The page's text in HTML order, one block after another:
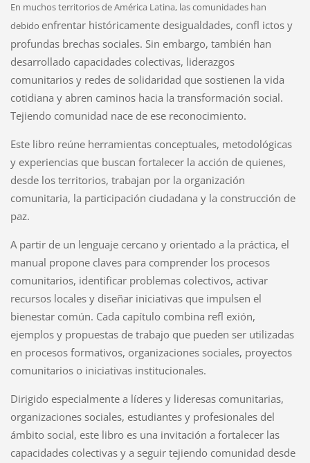
En muchos territorios de América Latina, las comunidades han
debido enfrentar históricamente desigualdades, confl ictos y
profundas brechas sociales. Sin embargo, también han
desarrollado capacidades colectivas, liderazgos
comunitarios y redes de solidaridad que sostienen la vida
cotidiana y abren caminos hacia la transformación social.
Tejiendo comunidad nace de ese reconocimiento.
Este libro reúne herramientas conceptuales, metodológicas
y experiencias que buscan fortalecer la acción de quienes,
desde los territorios, trabajan por la organización
comunitaria, la participación ciudadana y la construcción de
paz.
A partir de un lenguaje cercano y orientado a la práctica, el
manual propone claves para comprender los procesos
comunitarios, identificar problemas colectivos, activar
recursos locales y diseñar iniciativas que impulsen el
bienestar común. Cada capítulo combina refl exión,
ejemplos y propuestas de trabajo que pueden ser utilizadas
en procesos formativos, organizaciones sociales, proyectos
comunitarios o iniciativas institucionales.
Dirigido especialmente a líderes y lideresas comunitarias,
organizaciones sociales, estudiantes y profesionales del
ámbito social, este libro es una invitación a fortalecer las
capacidades colectivas y a seguir tejiendo comunidad desde